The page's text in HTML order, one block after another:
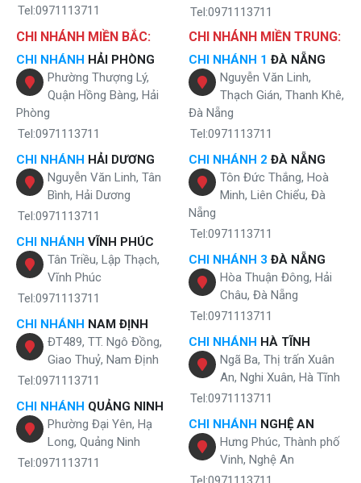
Bộ lọc nước giếng khoan công suất 15m3 xử lý đa dạng nguồn nước
Được thiết kế chuyên biệt để xử lý nguồn nước ngầm, lọc nước giếng
khoan gia đình Inox công suất 15m3 có thể xử lý hiệu quả đa dạng
nguồn nước đầu vào từ
nước giếng khoan
nặng hay nước chứa nhiều bùn đất,... Với công nghệ hiện đại, tiên tiến
thiết bị đảm bảo cung cấp nguồn nước đầu ra đạt chuẩn an toàn,
bảo vệ toàn diện cho sức khỏe gia đình bạn.
Hình ảnh thực tế máy lọc nước giếng khoan
Inox công suất 15m3
Tel:0971113711
Tel:0971113711
CHI NHÁNH MIỀN BẮC:
CHI NHÁNH HẢI PHÒNG
Phường Thượng Lý,
Quận Hồng Bàng, Hải
Phòng
Tel:0971113711
CHI NHÁNH HẢI DƯƠNG
Nguyễn Văn Linh, Tân
Bình, Hải Dương
Tel:0971113711
CHI NHÁNH VĨNH PHÚC
Tân Triều, Lập Thạch,
Vĩnh Phúc
Tel:0971113711
CHI NHÁNH NAM ĐỊNH
ĐT489, TT. Ngô Đồng,
Giao Thuỷ, Nam Định
Tel:0971113711
CHI NHÁNH QUẢNG NINH
Phường Đại Yên, Hạ
Long, Quảng Ninh
Tel:0971113711
CHI NHÁNH MIỀN TRUNG:
CHI NHÁNH 1 ĐÀ NẴNG
Nguyễn Văn Linh,
Thạch Gián, Thanh Khê,
Đà Nẵng
Tel:0971113711
CHI NHÁNH 2 ĐÀ NẴNG
Tôn Đức Thắng, Hoà
Minh, Liên Chiểu, Đà
Nẵng
Tel:0971113711
CHI NHÁNH 3 ĐÀ NẴNG
Hòa Thuận Đông, Hải
Châu, Đà Nẵng
Tel:0971113711
CHI NHÁNH HÀ TĨNH
Ngã Ba, Thị trấn Xuân
An, Nghi Xuân, Hà Tĩnh
Tel:0971113711
CHI NHÁNH NGHỆ AN
Hưng Phúc, Thành phố
Vinh, Nghệ An